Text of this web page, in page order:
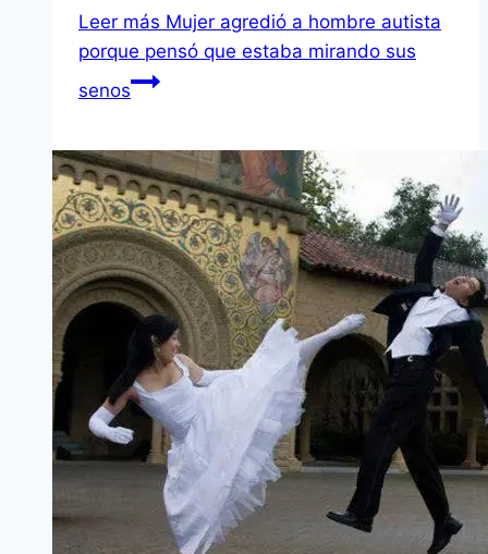
Leer más Mujer agredió a hombre autista
porque pensó que estaba mirando sus
senos